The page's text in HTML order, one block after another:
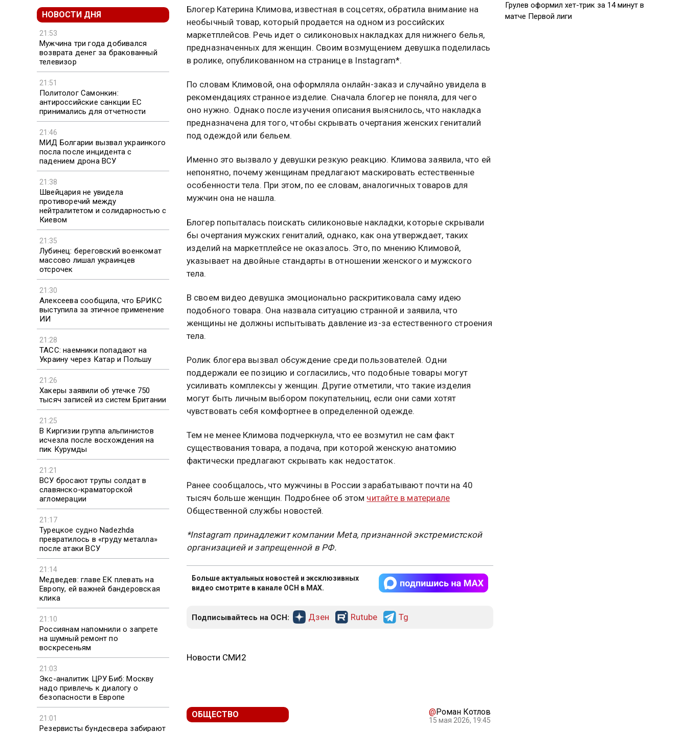
НОВОСТИ ДНЯ
21:53
Мужчина три года добивался
возврата денег за бракованный
телевизор
21:51
Политолог Самонкин:
антироссийские санкции ЕС
принимались для отчетности
21:46
МИД Болгарии вызвал украинкого
посла после инцидента с
падением дрона ВСУ
21:38
Швейцария не увидела
противоречий между
нейтралитетом и солидарностью с
Киевом
21:35
Лубинец: береговский военкомат
массово лишал украинцев
отсрочек
21:30
Алексеева сообщила, что БРИКС
выступила за этичное применение
ИИ
21:28
ТАСС: наемники попадают на
Украину через Катар и Польшу
21:26
Хакеры заявили об утечке 750
тысяч записей из систем Британии
21:25
В Киргизии группа альпинистов
исчезла после восхождения на
пик Курумды
21:21
ВСУ бросают трупы солдат в
славянско-краматорской
агломерации
21:17
Турецкое судно Nadezhda
превратилось в «груду металла»
после атаки ВСУ
21:14
Медведев: главе ЕК плевать на
Европу, ей важней бандеровская
клика
21:10
Россиянам напомнили о запрете
на шумный ремонт по
воскресеньям
21:03
Экс-аналитик ЦРУ Биб: Москву
надо привлечь к диалогу о
безопасности в Европе
21:01
Резервисты бундесвера забирают
Блогер Катерина Климова, известная в соцсетях, обратила внимание на
необычный товар, который продается на одном из российских
маркетплейсов. Речь идет о силиконовых накладках для нижнего белья,
предназначенных для женщин. Своим возмущением девушка поделилась
в ролике, опубликованном на странице в Instagram*.
По словам Климовой, она оформляла онлайн-заказ и случайно увидела в
рекомендациях странное изделие. Сначала блогер не поняла, для чего
оно нужно. Однако после изучения описания выяснилось, что накладка
предназначена для того, чтобы скрывать очертания женских гениталий
под одеждой или бельем.
Именно это вызвало у девушки резкую реакцию. Климова заявила, что ей
непонятно, почему женщинам предлагают маскировать естественные
особенности тела. При этом, по ее словам, аналогичных товаров для
мужчин она не нашла.
Блогер попыталась поискать силиконовые накладки, которые скрывали
бы очертания мужских гениталий, однако, как она утверждает, таких
изделий на маркетплейсе не оказалось. Это, по мнению Климовой,
указывает на двойные стандарты в отношении женского и мужского
тела.
В своем видео девушка эмоционально раскритиковала саму идею
подобного товара. Она назвала ситуацию странной и заявила, что
женщины не должны испытывать давление из-за естественного строения
тела.
Ролик блогера вызвал обсуждение среди пользователей. Одни
поддержали ее позицию и согласились, что подобные товары могут
усиливать комплексы у женщин. Другие отметили, что такие изделия
могут быть личным выбором покупательниц, если они сами хотят
чувствовать себя комфортнее в определенной одежде.
Тем не менее Климова подчеркнула, что ее возмутил не сам факт
существования товара, а подача, при которой женскую анатомию
фактически предлагают скрывать как недостаток.
Ранее сообщалось, что мужчины в России зарабатывают почти на 40
тысяч больше женщин. Подробнее об этом читайте в материале
Общественной службы новостей.
*Instagram принадлежит компании Meta, признанной экстремистской
организацией и запрещенной в РФ.
Больше актуальных новостей и эксклюзивных
видео смотрите в канале ОСН в MAX.
Подписывайтесь на ОСН: Дзен Rutube Tg
Новости СМИ2
ОБЩЕСТВО @Роман Котлов
15 мая 2026, 19:45
Грулев оформил хет-трик за 14 минут в
матче Первой лиги